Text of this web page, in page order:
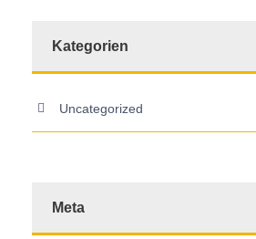
Kategorien
Uncategorized
Meta